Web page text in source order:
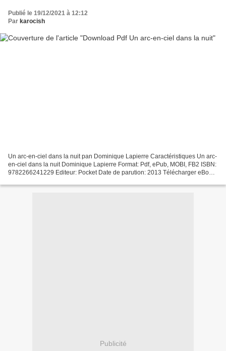
Publié le 19/12/2021 à 12:12
Par karocish
Un arc-en-ciel dans la nuit pan Dominique Lapierre Caractéristiques Un arc-
en-ciel dans la nuit Dominique Lapierre Format: Pdf, ePub, MOBI, FB2 ISBN:
9782266241229 Editeur: Pocket Date de parution: 2013 Télécharger eBook
Publicité